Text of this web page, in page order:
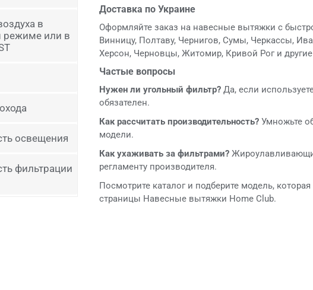
в
режиме или в
освещения
фильтрации
Доставка по Украине
Оформляйте заказ на навесные вытяжки с
Винницу, Полтаву, Чернигов, Сумы, Черкассы,
Херсон, Черновцы, Житомир, Кривой Рог и
Частые вопросы
Нужен ли угольный фильтр?Да, если
обязателен.
Как рассчитать производительность?Умножьте
модели.
Как ухаживать за фильтрами?
регламенту производителя.
Посмотрите каталог и подберите модель,
страницы Навесные вытяжки Home Club.